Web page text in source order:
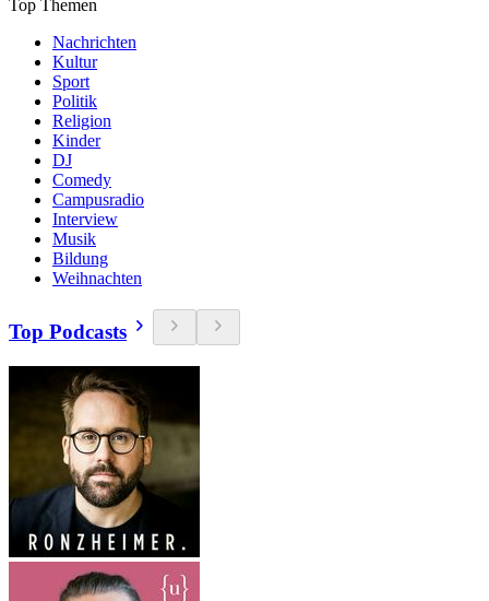
Top Themen
Nachrichten
Kultur
Sport
Politik
Religion
Kinder
DJ
Comedy
Campusradio
Interview
Musik
Bildung
Weihnachten
Top Podcasts